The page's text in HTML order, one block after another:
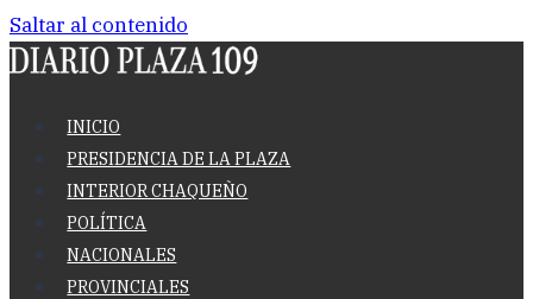
Saltar al contenido
INICIO
PRESIDENCIA DE LA PLAZA
INTERIOR CHAQUEÑO
POLÍTICA
NACIONALES
PROVINCIALES